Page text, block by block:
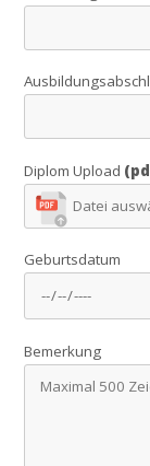
Diplom Upload
Geburtsdatum
Bemerkung